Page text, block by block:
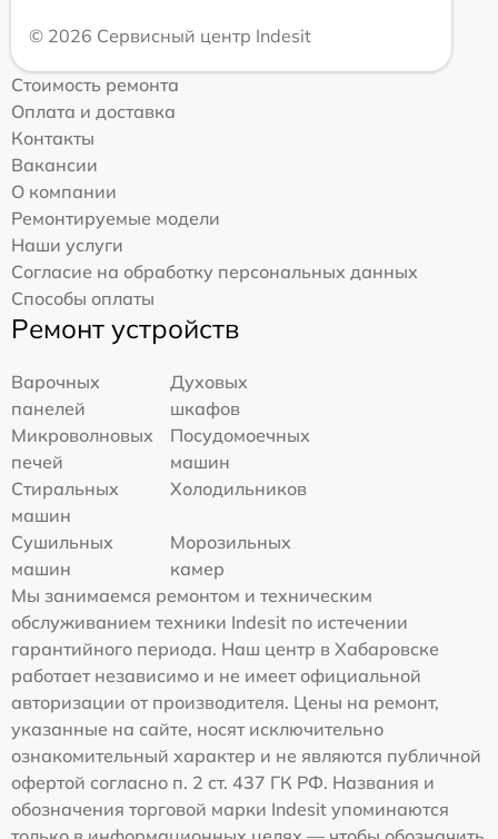
© 2026 Сервисный центр Indesit
Стоимость ремонта
Оплата и доставка
Контакты
Вакансии
О компании
Ремонтируемые модели
Наши услуги
Согласие на обработку персональных данных
Способы оплаты
Ремонт устройств
Варочных
панелей
Духовых
шкафов
Микроволновых
печей
Посудомоечных
машин
Стиральных
машин
Холодильников
Сушильных
машин
Морозильных
камер
Мы занимаемся ремонтом и техническим
обслуживанием техники Indesit по истечении
гарантийного периода. Наш центр в Хабаровске
работает независимо и не имеет официальной
авторизации от производителя. Цены на ремонт,
указанные на сайте, носят исключительно
ознакомительный характер и не являются публичной
офертой согласно п. 2 ст. 437 ГК РФ. Названия и
обозначения торговой марки Indesit упоминаются